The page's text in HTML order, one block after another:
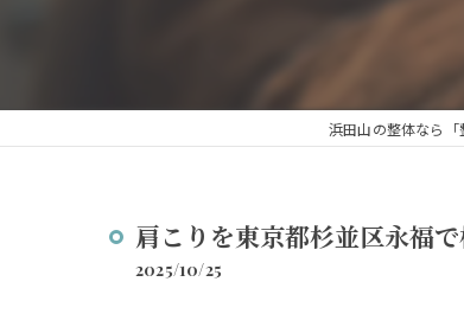
浜田山の整体なら
肩こりを東京都杉並区永福
2025/10/25